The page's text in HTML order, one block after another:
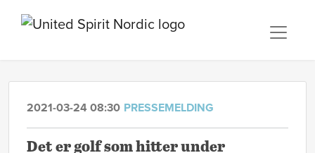
2021-03-24 08:30 PRESSEMELDING
Det er golf som hitter under